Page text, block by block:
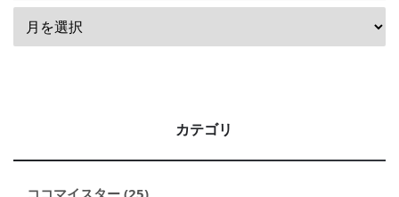
カテゴリ
ココマイスター (25)